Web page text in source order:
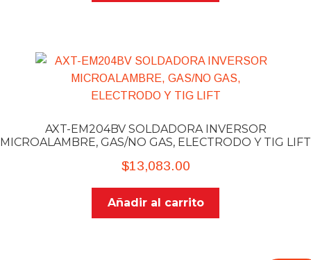
AXT-EM204BV SOLDADORA INVERSOR
MICROALAMBRE, GAS/NO GAS, ELECTRODO Y TIG LIFT
$13,083.00
Añadir al carrito